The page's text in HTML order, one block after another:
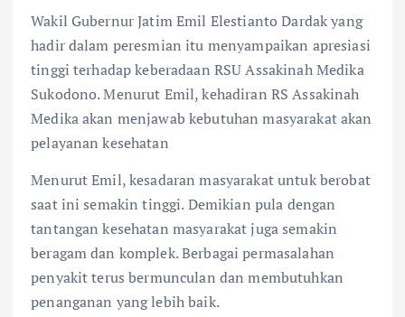
Wakil Gubernur Jatim Emil Elestianto Dardak yang
hadir dalam peresmian itu menyampaikan apresiasi
tinggi terhadap keberadaan RSU Assakinah Medika
Sukodono. Menurut Emil, kehadiran RS Assakinah
Medika akan menjawab kebutuhan masyarakat akan
pelayanan kesehatan
Menurut Emil, kesadaran masyarakat untuk berobat
saat ini semakin tinggi. Demikian pula dengan
tantangan kesehatan masyarakat juga semakin
beragam dan komplek. Berbagai permasalahan
penyakit terus bermunculan dan membutuhkan
penanganan yang lebih baik.